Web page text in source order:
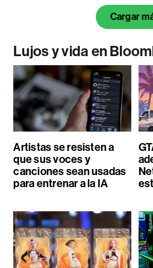
Cargar
Lujos y vida en
Artistas se resisten a
que sus voces y
canciones sean usadas
para entrenar a la IA